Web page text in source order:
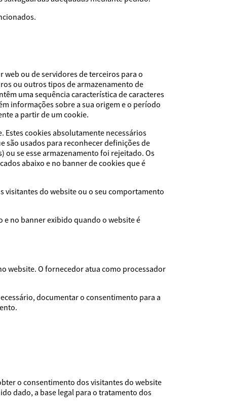
ou de servidores de terceiros para o
ou outros tipos de armazenamento de
uma sequência característica de caracteres
informações sobre a sua origem e o período
a partir de um cookie.
cookies absolutamente necessários
são usados para reconhecer definições de
se esse armazenamento foi rejeitado. Os
abaixo e no banner de cookies que é
visitantes do website ou o seu comportamento
no banner exibido quando o website é
website. O fornecedor atua como processador
documentar o consentimento para a
o consentimento dos visitantes do website
dado, a base legal para o tratamento dos